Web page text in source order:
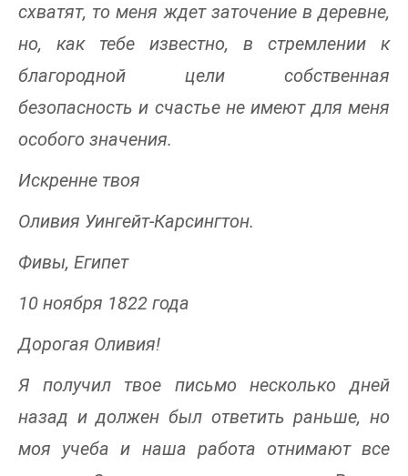
схватят, то меня ждет заточение в деревне,
но, как тебе известно, в стремлении к
благородной цели собственная
безопасность и счастье не имеют для меня
особого значения.
Искренне твоя
Оливия Уингейт-Карсингтон.
Фивы, Египет
10 ноября 1822 года
Дорогая Оливия!
Я получил твое письмо несколько дней
назад и должен был ответить раньше, но
моя учеба и наша работа отнимают все